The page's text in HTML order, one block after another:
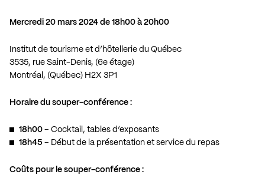
Mercredi 20 mars 2024 de 18h00 à 20h00
Institut de tourisme et d’hôtellerie du Québec
3535, rue Saint-Denis, (6e étage)
Montréal, (Québec) H2X 3P1
Horaire du souper-conférence :
18h00 – Cocktail, tables d’exposants
18h45 – Début de la présentation et service du repas
Coûts pour le souper-conférence :